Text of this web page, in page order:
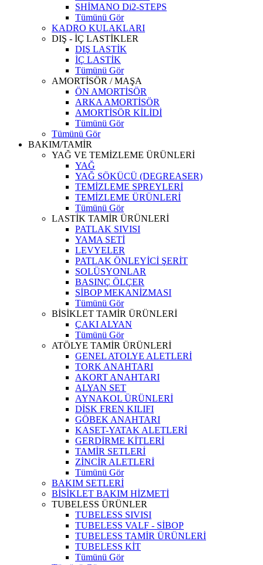
SHİMANO Di2-STEPS
Tümünü Gör
KADRO KULAKLARI
DIŞ - İÇ LASTİKLER
DIŞ LASTİK
İÇ LASTİK
Tümünü Gör
AMORTİSÖR / MAŞA
ÖN AMORTİSÖR
ARKA AMORTİSÖR
AMORTİSÖR KİLİDİ
Tümünü Gör
Tümünü Gör
BAKIM/TAMİR
YAĞ VE TEMİZLEME ÜRÜNLERİ
YAĞ
YAĞ SÖKÜCÜ (DEGREASER)
TEMİZLEME SPREYLERİ
TEMİZLEME ÜRÜNLERİ
Tümünü Gör
LASTİK TAMİR ÜRÜNLERİ
PATLAK SIVISI
YAMA SETİ
LEVYELER
PATLAK ÖNLEYİCİ ŞERİT
SOLÜSYONLAR
BASINÇ ÖLÇER
SİBOP MEKANİZMASI
Tümünü Gör
BİSİKLET TAMİR ÜRÜNLERİ
ÇAKI ALYAN
Tümünü Gör
ATÖLYE TAMİR ÜRÜNLERİ
GENEL ATOLYE ALETLERİ
TORK ANAHTARI
AKORT ANAHTARI
ALYAN SET
AYNAKOL ÜRÜNLERİ
DİSK FREN KILIFI
GÖBEK ANAHTARI
KASET-YATAK ALETLERİ
GERDİRME KİTLERİ
TAMİR SETLERİ
ZİNCİR ALETLERİ
Tümünü Gör
BAKIM SETLERİ
BİSİKLET BAKIM HİZMETİ
TUBELESS ÜRÜNLER
TUBELESS SIVISI
TUBELESS VALF - SİBOP
TUBELESS TAMİR ÜRÜNLERİ
TUBELESS KİT
Tümünü Gör